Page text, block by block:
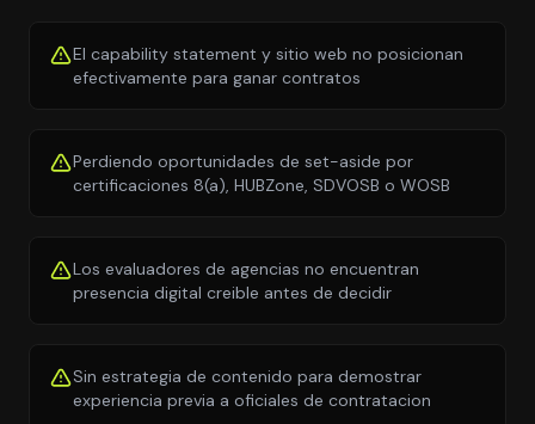
El capability statement y sitio web no posicionan
efectivamente para ganar contratos
Perdiendo oportunidades de set-aside por
certificaciones 8(a), HUBZone, SDVOSB o WOSB
Los evaluadores de agencias no encuentran
presencia digital creible antes de decidir
Sin estrategia de contenido para demostrar
experiencia previa a oficiales de contratacion